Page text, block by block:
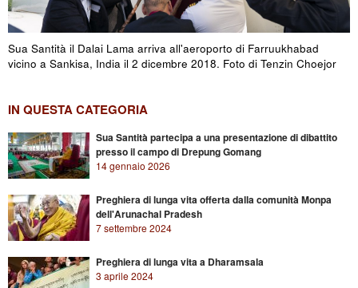
Sua Santità il Dalai Lama arriva all'aeroporto di Farruukhabad
vicino a Sankisa, India il 2 dicembre 2018. Foto di Tenzin Choejor
IN QUESTA CATEGORIA
Sua Santità partecipa a una presentazione di dibattito
presso il campo di Drepung Gomang
14 gennaio 2026
Preghiera di lunga vita offerta dalla comunità Monpa
dell'Arunachal Pradesh
7 settembre 2024
Preghiera di lunga vita a Dharamsala
3 aprile 2024